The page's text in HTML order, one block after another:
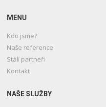
MENU
Kdo jsme?
Naše reference
Stálí partneři
Kontakt
NAŠE SLUŽBY